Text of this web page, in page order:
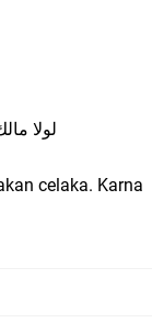
لولا
celaka. Karna